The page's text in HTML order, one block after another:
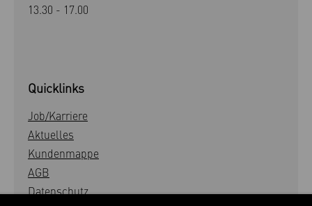
13.30 - 17.00
Quicklinks
Job/Karriere
Aktuelles
Kundenmappe
AGB
Datenschutz